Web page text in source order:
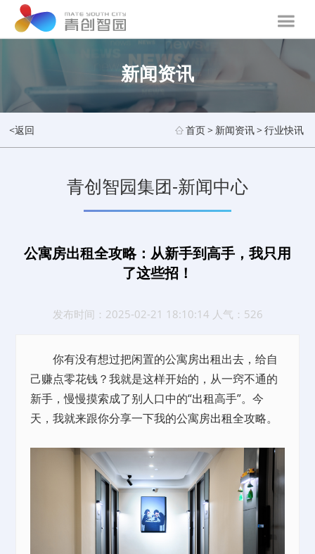
新闻资讯
<返回 首页> 新闻资讯>行业快讯
青创智园集团-新闻中心
公寓房出租全攻略：从新手到高手，我只用
了这些招！
发布时间：2025-02-21 18:10:14 人气：526
你有没有想过把闲置的公寓房出租出去，给自
己赚点零花钱？我就是这样开始的，从一窍不通的
新手，慢慢摸索成了别人口中的“出租高手”。今
天，我就来跟你分享一下我的公寓房出租全攻略。